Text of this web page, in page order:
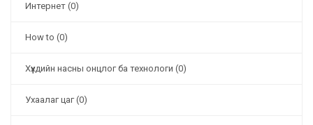
Интернет (0)
How to (0)
Хүүхдийн насны онцлог ба технологи (0)
Ухаалаг цаг (0)